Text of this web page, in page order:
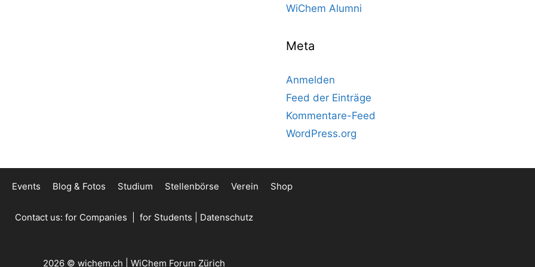
WiChem Alumni
Meta
Anmelden
Feed der Einträge
Kommentare-Feed
WordPress.org
Events Blog & Fotos Studium Stellenbörse Verein Shop
Contact us: for Companies for Students Datenschutz
2026 © wichem.ch | WiChem Forum Zürich